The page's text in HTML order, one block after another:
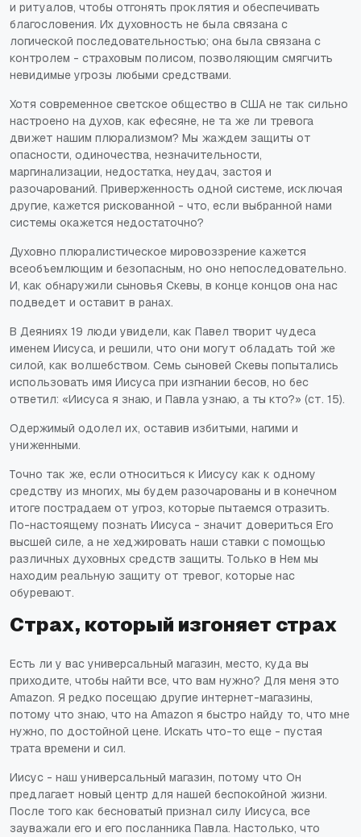
и ритуалов, чтобы отгонять проклятия и обеспечивать
благословения. Их духовность не была связана с
логической последовательностью; она была связана с
контролем - страховым полисом, позволяющим смягчить
невидимые угрозы любыми средствами.
Хотя современное светское общество в США не так сильно
настроено на духов, как ефесяне, не та же ли тревога
движет нашим плюрализмом? Мы жаждем защиты от
опасности, одиночества, незначительности,
маргинализации, недостатка, неудач, застоя и
разочарований. Приверженность одной системе, исключая
другие, кажется рискованной - что, если выбранной нами
системы окажется недостаточно?
Духовно плюралистическое мировоззрение кажется
всеобъемлющим и безопасным, но оно непоследовательно.
И, как обнаружили сыновья Скевы, в конце концов она нас
подведет и оставит в ранах.
В Деяниях 19 люди увидели, как Павел творит чудеса
именем Иисуса, и решили, что они могут обладать той же
силой, как волшебством. Семь сыновей Скевы попытались
использовать имя Иисуса при изгнании бесов, но бес
ответил: «Иисуса я знаю, и Павла узнаю, а ты кто?» (ст. 15).
Одержимый одолел их, оставив избитыми, нагими и
униженными.
Точно так же, если относиться к Иисусу как к одному
средству из многих, мы будем разочарованы и в конечном
итоге пострадаем от угроз, которые пытаемся отразить.
По-настоящему познать Иисуса - значит довериться Его
высшей силе, а не хеджировать наши ставки с помощью
различных духовных средств защиты. Только в Нем мы
находим реальную защиту от тревог, которые нас
обуревают.
Страх, который изгоняет страх
Есть ли у вас универсальный магазин, место, куда вы
приходите, чтобы найти все, что вам нужно? Для меня это
Amazon. Я редко посещаю другие интернет-магазины,
потому что знаю, что на Amazon я быстро найду то, что мне
нужно, по достойной цене. Искать что-то еще - пустая
трата времени и сил.
Иисус - наш универсальный магазин, потому что Он
предлагает новый центр для нашей беспокойной жизни.
После того как бесноватый признал силу Иисуса, все
зауважали его и его посланника Павла. Настолько, что